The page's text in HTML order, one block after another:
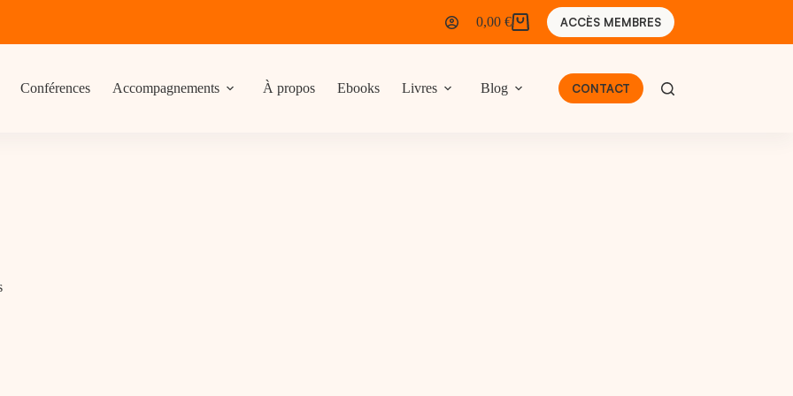
Panier
d’achat
0,00 € ACCÈS MEMBRES
Conférences Accompagnements À propos Ebooks Livres Blog CONTACT